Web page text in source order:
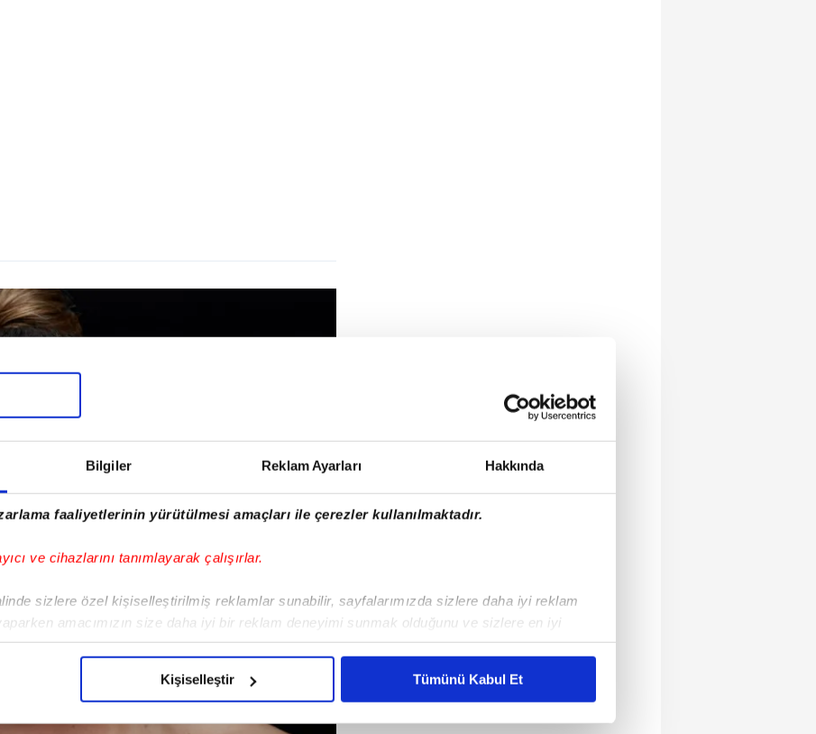
Bilgiler Reklam Ayarları Hakkında
faaliyetlerinin yürütülmesi amaçları ile çerezler kullanılmaktadır.
ve cihazlarını tanımlayarak çalışırlar.
sizlere özel kişiselleştirilmiş reklamlar sunabilir, sayfalarımızda sizlere daha iyi reklam
amacımızın size daha iyi bir reklam deneyimi sunmak olduğunu ve sizlere en iyi
gelen çabayı gösterdiğimizi ve bu noktada, reklamların maliyetlerimizi karşılamak
Kişiselleştir Tümünü Kabul Et